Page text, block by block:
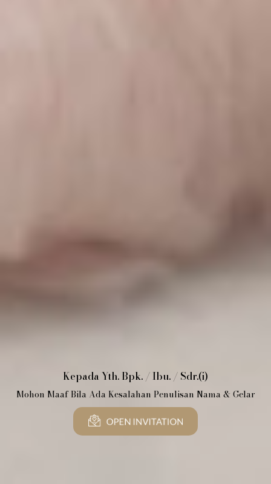
Kepada Yth. Bpk. / Ibu. / Sdr.(i)
Mohon Maaf Bila Ada Kesalahan Penulisan Nama & Gelar
The Wedding Of
Bery & Megumi
13 . 09 . 25